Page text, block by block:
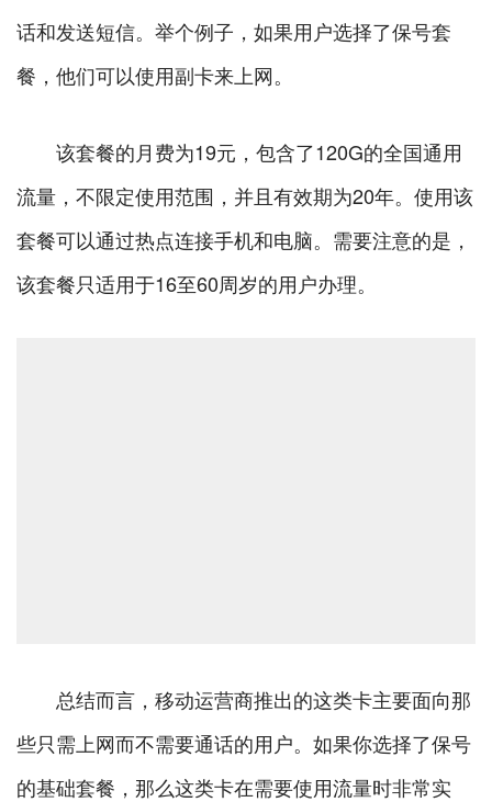
话和发送短信。举个例子，如果用户选择了保号套
餐，他们可以使用副卡来上网。
该套餐的月费为19元，包含了120G的全国通用
流量，不限定使用范围，并且有效期为20年。使用该
套餐可以通过热点连接手机和电脑。需要注意的是，
该套餐只适用于16至60周岁的用户办理。
总结而言，移动运营商推出的这类卡主要面向那
些只需上网而不需要通话的用户。如果你选择了保号
的基础套餐，那么这类卡在需要使用流量时非常实